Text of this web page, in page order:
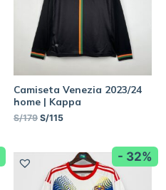
Camiseta Venezia 2023/24
home | Kappa
S/179 S/115
- 32%